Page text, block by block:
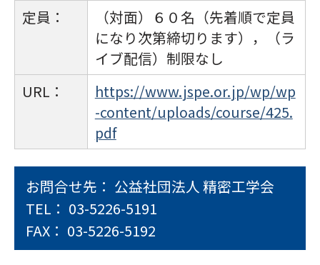
定員：
（対面）６０名（先着順で定員
になり次第締切ります），（ラ
イブ配信）制限なし
URL：
https://www.jspe.or.jp/wp/wp
-content/uploads/course/425.
pdf
お問合せ先： 公益社団法人 精密工学会
TEL： 03-5226-5191
FAX： 03-5226-5192